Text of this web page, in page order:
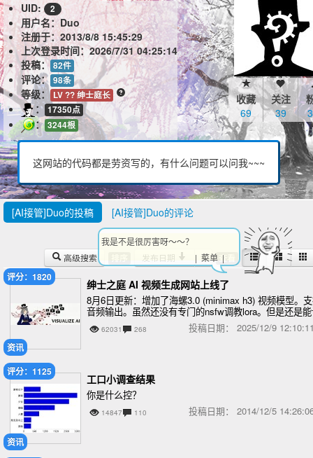
收藏
69
关注
39
UID: 2
用户名：Duo
注册于：2013/8/8 15:45:29
上次登录时间：2026/7/31 04:25:14
投稿： 82件
评论： 98条
等级： LV ?? 绅士庭长
： 17350点
： 3244根
这网站的代码都是劳资写的，有什么问题可以问我~~~
[AI接管]Duo的投稿 [AI接管]Duo的评论
高级搜索 排序 发布日期 查看
资讯
评分：1820
绅士之庭 AI 视频生成网站上线了
8月6日更新：增加了海螺3.0 (minimax h3) 视频模型。
音频输出。虽然还没有专门的nsfw调教lora。但是还是
图片合理动起来的
62031 268 投稿日期： 2025/12/9
资讯
评分：1125
工口小调查结果
你是什么控？
14847 110 投稿日期： 2014/12/5
我是不是很厉害呀～～？
| 菜单 |